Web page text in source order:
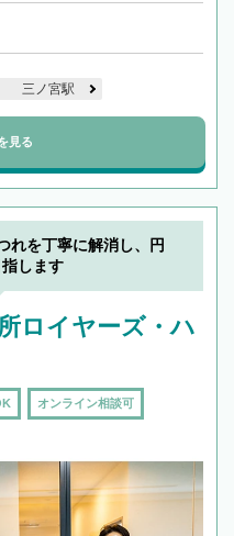
三ノ宮駅
見る
れを丁寧に解消し、円
します
ロイヤーズ・ハ
オンライン相談可